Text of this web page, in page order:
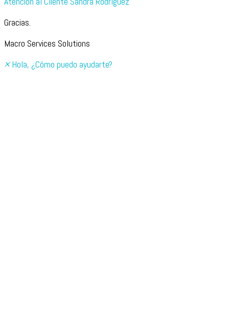
Gracias.
Macro Services Solutions
× Hola, ¿Cómo puedo ayudarte?